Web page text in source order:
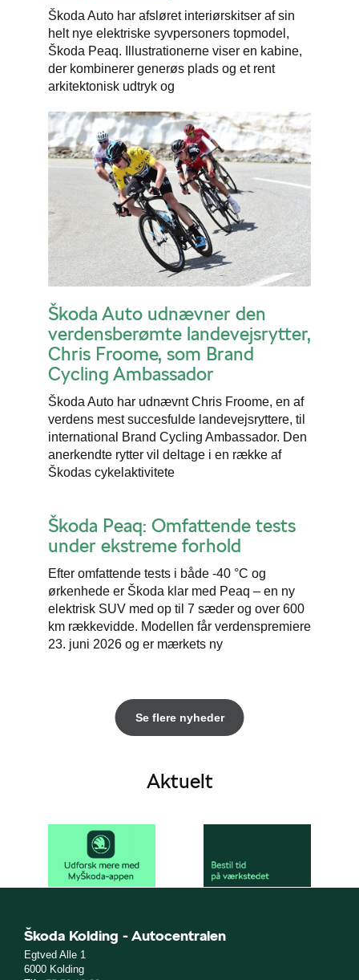
Škoda Auto har afsløret interiørskitser af sin
helt nye elektriske syvpersoners topmodel,
Škoda Peaq. Illustrationerne viser en kabine,
der kombinerer generøs plads og et rent
arkitektonisk udtryk og
Škoda Auto udnævner den
verdensberømte landevejsrytter,
Chris Froome, som Brand
Cycling Ambassador
Škoda Auto har udnævnt Chris Froome, en af
verdens mest succesfulde landevejsryttere, til
international Brand Cycling Ambassador. Den
anerkendte rytter vil deltage i en række af
Škodas cykelaktivitete
Škoda Peaq: Omfattende tests
under ekstreme forhold
Efter omfattende tests i både -40 °C og
ørkenhede er Škoda klar med Peaq – en ny
elektrisk SUV med op til 7 sæder og over 600
km rækkevidde. Modellen får verdenspremiere
23. juni 2026 og er mærkets ny
Se flere nyheder
Aktuelt
Škoda Kolding - Autocentralen
Egtved Alle 1
6000 Kolding